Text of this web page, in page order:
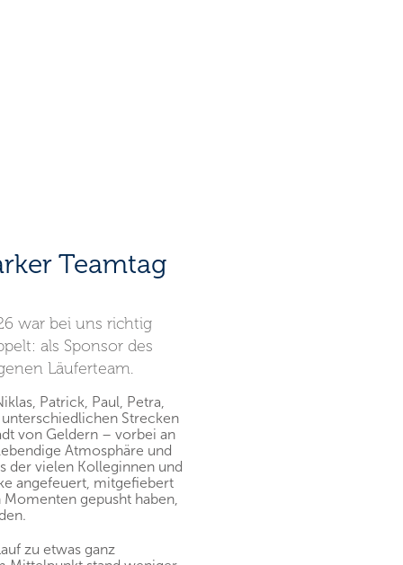
Teamtag
war bei uns richtig
als Sponsor des
Läuferteam.
Patrick, Paul, Petra,
unterschiedlichen Strecken
von Geldern – vorbei an
Atmosphäre und
der vielen Kolleginnen und
angefeuert, mitgefiebert
gepusht haben,
zu etwas ganz